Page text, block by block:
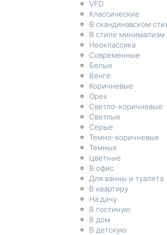
VFD
Классические
В скандинавском
В стиле минимализм
Неоклассика
Современные
Белые
Венге
Коричневые
Орех
Светло-коричневые
Светлые
Серые
Темно-коричневые
Темные
Цветные
В офис
Для ванны и туалета
В квартиру
На дачу
В гостиную
В дом
В детскую